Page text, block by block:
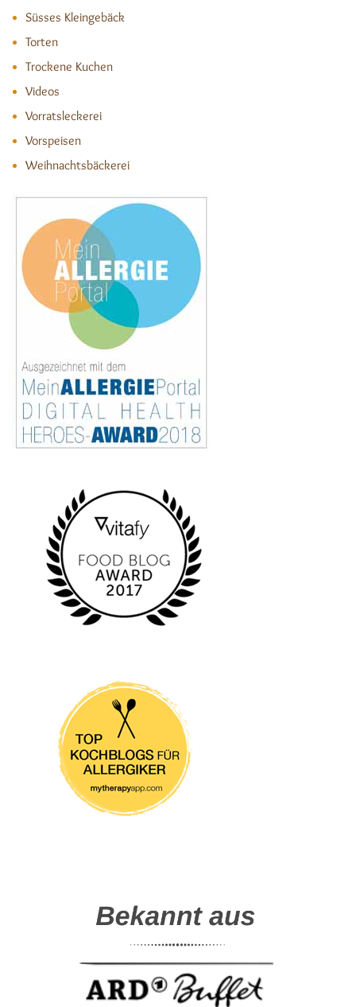
Süsses Kleingebäck
Torten
Trockene Kuchen
Videos
Vorratsleckerei
Vorspeisen
Weihnachtsbäckerei